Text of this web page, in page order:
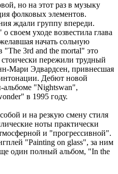
но на этот раз в музыку
фолковых элементов.
ждали группу впереди.
своем уходе возвестила глава
начать сольную
"The 3rd and the mortal" это
пережили трудный
Мари Эдвардсен, привнесшая
Дебют новой
альбоме "Nightswan",
в 1995 году.
и на резкую смену стиля
ноты практически
и "прогрессивной".
"Painting on glass", за ним
один полный альбом, "In the